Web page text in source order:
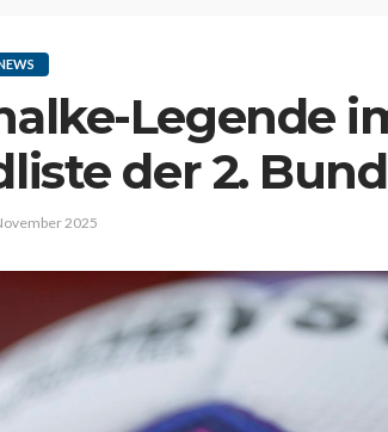
Legende
der 2.
2025